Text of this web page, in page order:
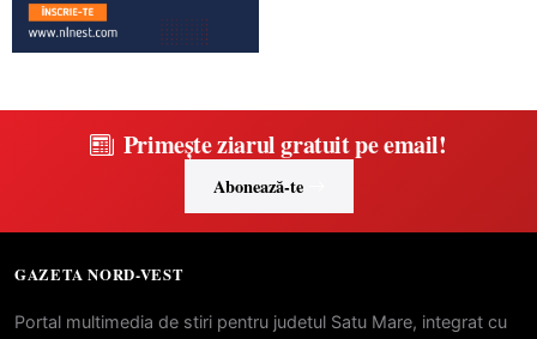
Primește ziarul gratuit pe email!
Abonează-te
GAZETA NORD-VEST
Portal multimedia de stiri pentru judetul Satu Mare, integrat cu